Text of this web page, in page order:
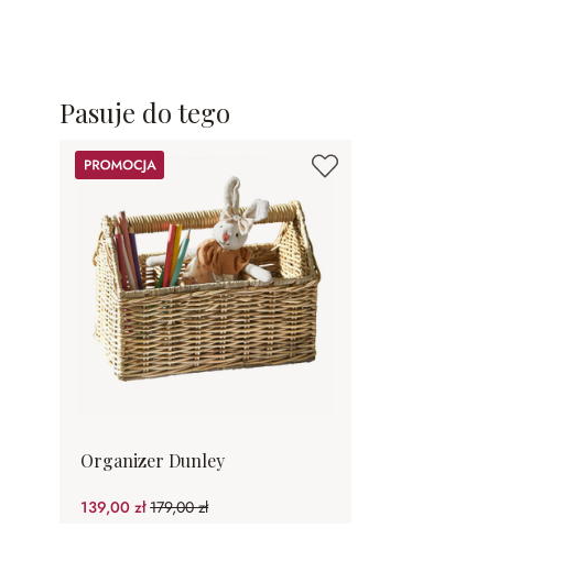
Pasuje do tego
Promocja
Organizer Dunley
139,00 zł179,00 zł
(22.35%spared)